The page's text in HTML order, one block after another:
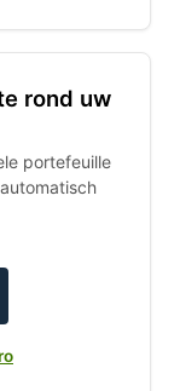
rond uw
portefeuille